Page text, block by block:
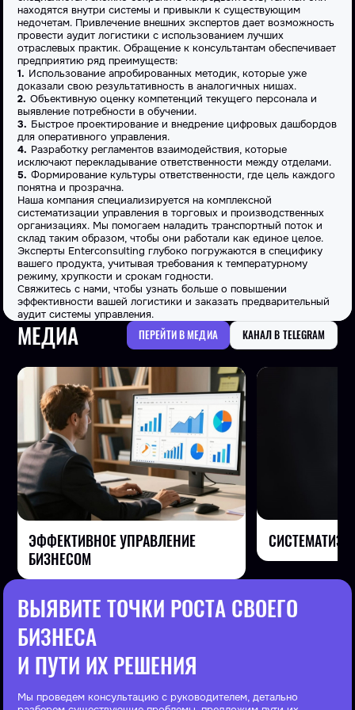
находятся внутри системы и привыкли к существующим
недочетам. Привлечение внешних экспертов дает возможность
провести аудит логистики с использованием лучших
отраслевых практик. Обращение к консультантам обеспечивает
предприятию ряд преимуществ:
Использование апробированных методик, которые уже
доказали свою результативность в аналогичных нишах.
Объективнуюоценку компетенций текущего персонала и
выявление потребности в обучении.
Быстрое проектирование и внедрение цифровых дашбордов
для оперативного управления.
Разработку регламентов взаимодействия, которые
исключают перекладывание ответственности между отделами.
Формирование культуры ответственности, гдецель каждого
понятна и прозрачна.
Наша компания специализируется на комплексной
систематизации управления в торговых и производственных
организациях. Мы помогаем наладить транспортный поток и
склад таким образом, чтобы они работали как единое целое.
Эксперты Enterconsulting глубоко погружаются в специфику
вашего продукта, учитывая требования к температурному
режиму, хрупкости и срокам годности.
Свяжитесь с нами, чтобы узнать больше о повышении
эффективности вашей логистики и заказать предварительный
аудит системы управления.
МЕДИА ПЕРЕЙТИ В МЕДИА КАНАЛ В TELEGRAM
ЭФФЕКТИВНОЕ УПРАВЛЕНИЕ
БИЗНЕСОМ
ВЫЯВИТЕ ТОЧКИ РОСТА СВОЕГО
БИЗНЕСА
И ПУТИ ИХ РЕШЕНИЯ
Мы проведем консультацию с руководителем, детально